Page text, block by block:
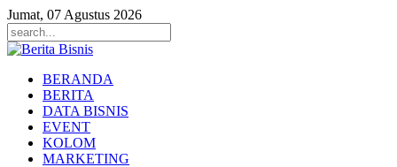
Jumat, 07 Agustus 2026
BERANDA
BERITA
DATA BISNIS
EVENT
KOLOM
MARKETING